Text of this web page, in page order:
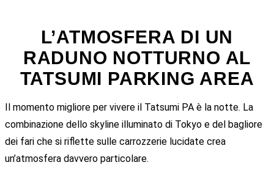
L’ATMOSFERA DI UN
RADUNO NOTTURNO AL
TATSUMI PARKING AREA
Il momento migliore per vivere il Tatsumi PA è la notte. La
combinazione dello skyline illuminato di Tokyo e del bagliore
dei fari che si riflette sulle carrozzerie lucidate crea
un’atmosfera davvero particolare.